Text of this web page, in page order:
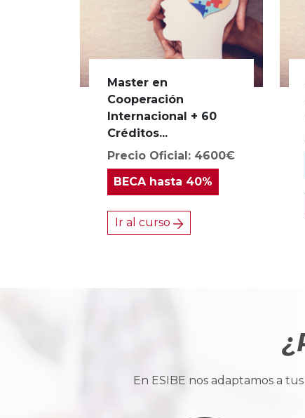
Master en
Cooperación
Internacional + 60
Créditos...
Precio Oficial: 4600€
BECAhasta 40%
Ir al curso
En ESIBE nos adaptamos a